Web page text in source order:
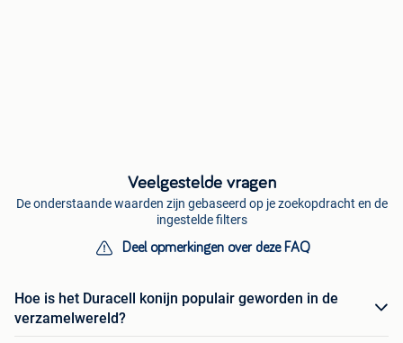
Veelgestelde vragen
De onderstaande waarden zijn gebaseerd op je zoekopdracht en de
ingestelde filters
Deel opmerkingen over deze FAQ
Hoe is het Duracell konijn populair geworden in de
verzamelwereld?